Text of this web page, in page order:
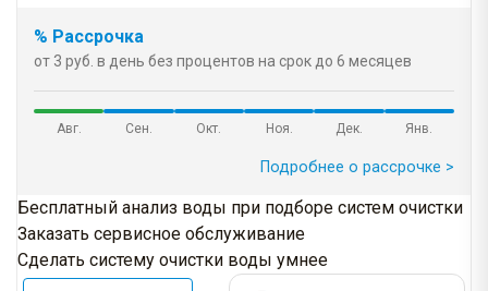
% Рассрочка
от 3 руб. в день без процентов на срок до 6 месяцев
Авг. Сен. Окт. Ноя. Дек. Янв.
Подробнее о рассрочке >
Бесплатный анализ воды при подборе систем очистки
Заказать сервисное обслуживание
Сделать систему очистки воды умнее